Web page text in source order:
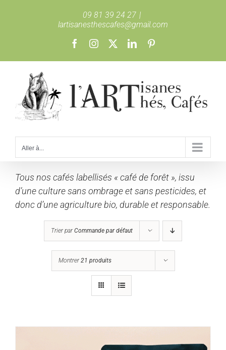
09 81 39 24 27 |
lartisanesthescafes@gmail.com
FacebookInstagram LinkedIn
Aller à...
Tous nos cafés labellisés « café de forêt », issu
d’une culture sans ombrage et sans pesticides, et
donc d’une agriculture bio, durable et responsable.
Trier parCommande par défaut
Montrer21 produits